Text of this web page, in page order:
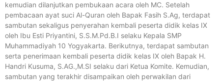
kemudian dilanjutkan pembukaan acara oleh MC. Setelah
pembacaan ayat suci Al-Quran oleh Bapak Fasih S.Ag, terdapat
sambutan sekaligus penyerahan kembali peserta didik kelas IX
oleh Ibu Esti Priyantini, S.S.M.Pd.B.I selaku Kepala SMP
Muhammadiyah 10 Yogyakarta. Berikutnya, terdapat sambutan
serta penerimaan kembali peserta didik kelas IX oleh Bapak H.
Handri Kusuma, S.AG.,M.SI selaku dari Ketua Komite. Kemudian,
sambutan yang terakhir disampaikan oleh perwakilan dari